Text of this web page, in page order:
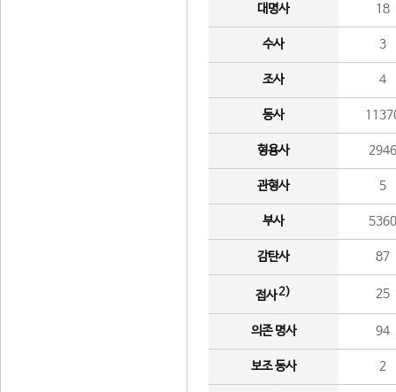
대명사 18
수사 3
조사 4
동사
형용사 2946
관형사 5
부사 5360
감탄사 87
접사2) 25
의존 명사 94
보조 동사 2